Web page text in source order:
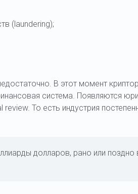
(laundering);
В этот момент
система. Появляются
То есть индустрия
долларов, рано или поздно